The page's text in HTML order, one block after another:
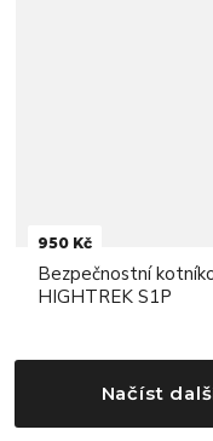
950 Kč
Bezpečnostní
HIGHTREK S1P
Načíst